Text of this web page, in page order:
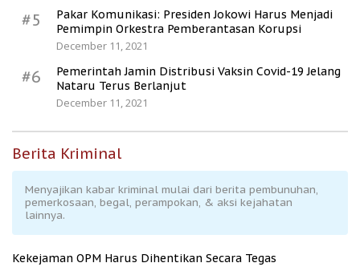
#5
Pakar Komunikasi: Presiden Jokowi Harus Menjadi
Pemimpin Orkestra Pemberantasan Korupsi
December 11, 2021
#6
Pemerintah Jamin Distribusi Vaksin Covid-19 Jelang
Nataru Terus Berlanjut
December 11, 2021
Berita Kriminal
Menyajikan kabar kriminal mulai dari berita pembunuhan,
pemerkosaan, begal, perampokan, & aksi kejahatan
lainnya.
Kekejaman OPM Harus Dihentikan Secara Tegas